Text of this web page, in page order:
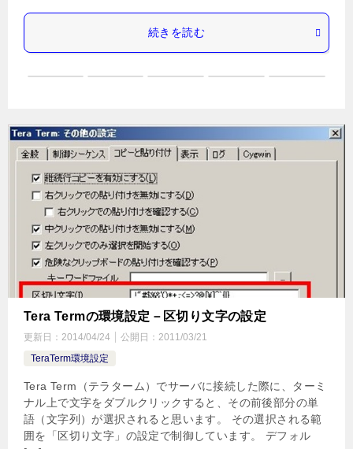
続きを読む
Tera Termの環境設定－区切り文字の設定
更新日： 2014/04/24 公開日： 2011/03/21
TeraTerm環境設定
Tera Term（テラターム）でサーバに接続した際に、ターミ
ナル上で文字をダブルクリックすると、その前後部分の単
語（文字列）が選択されると思います。 その選択される範
囲を「区切り文字」の設定で制御しています。 デフォル